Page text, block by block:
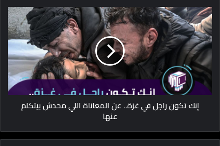
إنك تكون راجل في غزة.. عن المعاناة اللي محدش بيتكلم
عنها